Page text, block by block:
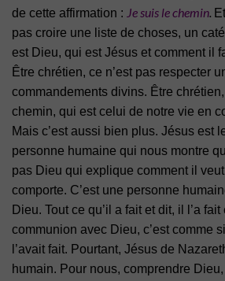
de cette affirmation : Je suis le chemin.
pas croire une liste de choses, un
est Dieu, qui est Jésus et comment il
Être chrétien, ce n’est pas respecter
commandements divins. Être
chemin, qui est celui de notre vie en
Mais c’est aussi bien plus. Jésus est
personne humaine qui nous montre
pas Dieu qui explique comment il
comporte. C’est une personne
Dieu. Tout ce qu’il a fait et dit, il l’a
communion avec Dieu, c’est comme
l’avait fait. Pourtant, Jésus de
humain. Pour nous, comprendre